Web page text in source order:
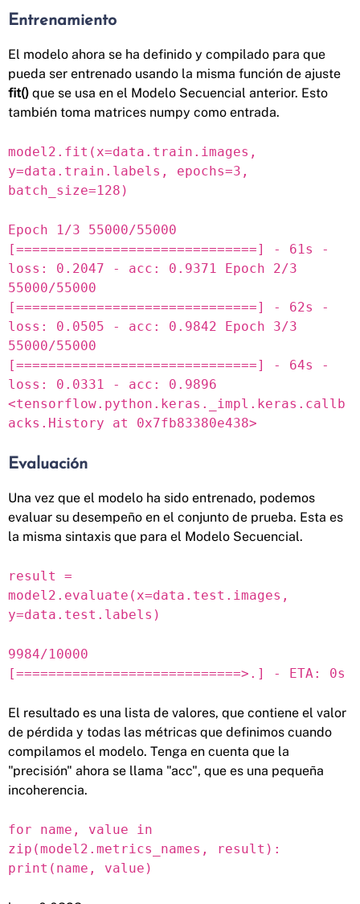
Entrenamiento
El modelo ahora se ha definido y compilado para que
pueda ser entrenado usando la misma función de ajuste
fit() que se usa en el Modelo Secuencial anterior. Esto
también toma matrices numpy como entrada.
model2.fit(x=data.train.images,
y=data.train.labels, epochs=3,
batch_size=128)
Epoch 1/3 55000/55000
[==============================] - 61s -
loss: 0.2047 - acc: 0.9371 Epoch 2/3
55000/55000
[==============================] - 62s -
loss: 0.0505 - acc: 0.9842 Epoch 3/3
55000/55000
[==============================] - 64s -
loss: 0.0331 - acc: 0.9896
<tensorflow.python.keras._impl.keras.callb
acks.History at 0x7fb83380e438>
Evaluación
Una vez que el modelo ha sido entrenado, podemos
evaluar su desempeño en el conjunto de prueba. Esta es
la misma sintaxis que para el Modelo Secuencial.
result =
model2.evaluate(x=data.test.images,
y=data.test.labels)
9984/10000
[============================>.] - ETA: 0s
El resultado es una lista de valores, que contiene el valor
de pérdida y todas las métricas que definimos cuando
compilamos el modelo. Tenga en cuenta que la
"precisión" ahora se llama "acc", que es una pequeña
incoherencia.
for name, value in
zip(model2.metrics_names, result):
print(name, value)